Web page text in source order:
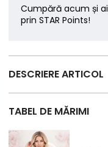
Cumpără acum și ai
prin STAR Points!
DESCRIERE ARTICOL
TABEL DE MĂRIMI